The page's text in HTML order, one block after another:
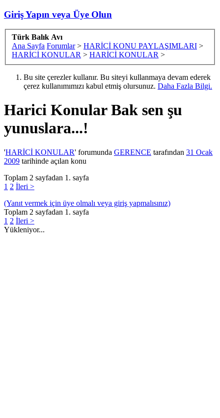
Giriş Yapın veya Üye Olun
Türk Balık Avı
Ana Sayfa Forumlar > HARİCİ KONU PAYLAŞIMLARI >
HARİCİ KONULAR > HARİCİ KONULAR >
Bu site çerezler kullanır. Bu siteyi kullanmaya devam ederek
çerez kullanımımızı kabul etmiş olursunuz. Daha Fazla Bilgi.
Harici KonularBak sen şu
yunuslara...!
'HARİCİ KONULAR' forumunda GERENCE tarafından 31 Ocak
2009 tarihinde açılan konu
Toplam 2 sayfadan 1. sayfa
1 2 İleri >
(Yanıt vermek için üye olmalı veya giriş yapmalısınız)
Toplam 2 sayfadan 1. sayfa
1 2 İleri >
Yükleniyor...